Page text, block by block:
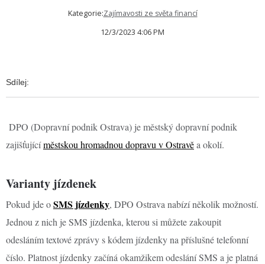
Kategorie:Zajímavosti ze světa financí
12/3/2023 4:06 PM
Sdílej:
DPO (Dopravní podnik Ostrava) je městský dopravní podnik
zajišťujícíměstskou hromadnou dopravu v Ostravěa okolí.
Varianty jízdenek
Pokud jde oSMS jízdenky, DPO Ostrava nabízí několik možností.
Jednou z nich je SMS jízdenka, kterou si můžete zakoupit
odesláním textové zprávy s kódem jízdenky na příslušné telefonní
číslo. Platnost jízdenky začíná okamžikem odeslání SMS a je platná